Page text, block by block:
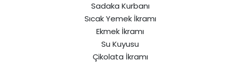
Sadaka Kurbanı
Sıcak Yemek İkramı
Ekmek İkramı
Su Kuyusu
Çikolata İkramı